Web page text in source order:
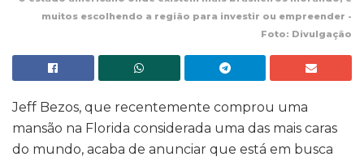
muitos escolhendo a região para investir ou empreender -
Foto: Divulgação
Jeff Bezos, que recentemente comprou uma
mansão na Florida considerada uma das mais caras
do mundo, acaba de anunciar que está em busca